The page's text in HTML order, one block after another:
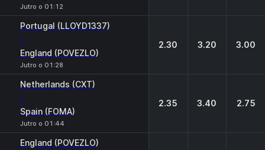
Jutro o 01:12
Portugal (LLOYD1337)
-
England (POVEZLO)
Jutro o 01:28
2.30 3.20 3.00
Netherlands (CXT)
-
Spain (FOMA)
Jutro o 01:44
2.35 3.40 2.75
England (POVEZLO)